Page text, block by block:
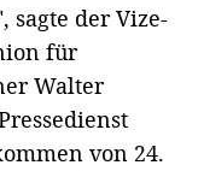
der Vize-
für
Walter
von 24.